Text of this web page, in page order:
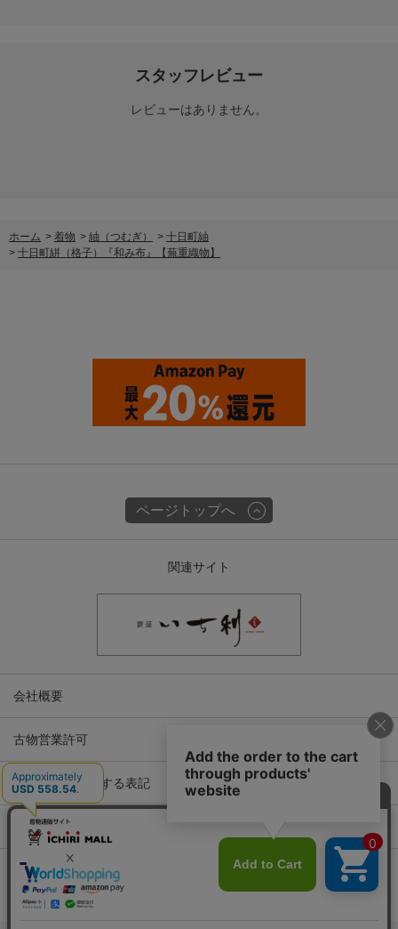
スタッフレビュー
レビューはありません。
ホーム > 着物 > 紬（つむぎ） > 十日町紬
> 十日町絣（格子）『和み布』【蕪重織物】
ページトップへ
関連サイト
会社概要
古物営業許可
特定商取引に関する表記
プライバシーポリシー